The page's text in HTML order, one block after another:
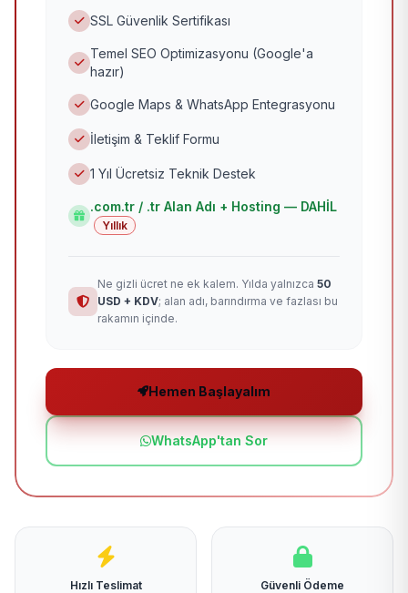
SSL Güvenlik Sertifikası
Temel SEO Optimizasyonu (Google'a
hazır)
Google Maps & WhatsApp Entegrasyonu
İletişim & Teklif Formu
1 Yıl Ücretsiz Teknik Destek
.com.tr / .tr Alan Adı + Hosting — DAHİL
Yıllık
Ne gizli ücret ne ek kalem. Yılda yalnızca 50
USD + KDV; alan adı, barındırma ve fazlası bu
rakamın içinde.
Hemen Başlayalım
WhatsApp'tan Sor
Hızlı Teslimat
Güvenli Ödeme